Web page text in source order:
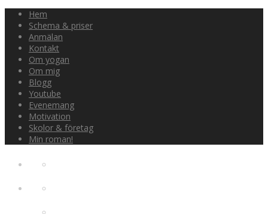
Hem
Schema & priser
Anmälan
Kontakt
Om yogan
Om mig
Blogg
Youtube
Evenemang
Motivation
Skolor & företag
Min roman!